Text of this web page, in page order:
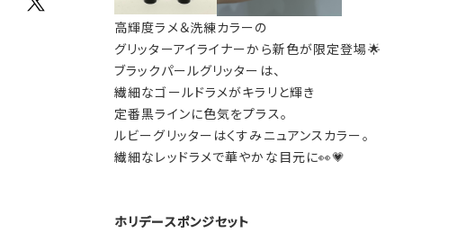
高輝度ラメ＆洗練カラーの
グリッターアイライナーから新色が限定登場🌟
ブラックパールグリッターは、
繊細なゴールドラメがキラリと輝き
定番黒ラインに色気をプラス。
ルビーグリッターはくすみニュアンスカラー。
繊細なレッドラメで華やかな目元に👀💗
ホリデースポンジセット